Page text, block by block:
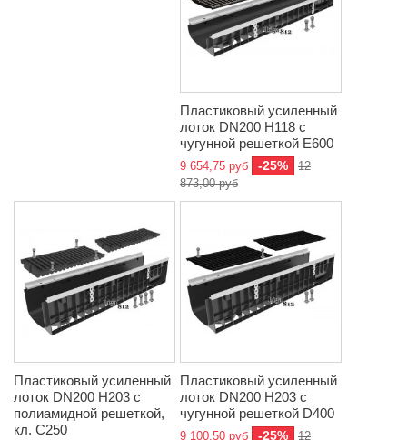
Пластиковый усиленный
лоток DN200 H118 с
чугунной решеткой E600
9 654,75 руб -25%
12
873,00 руб
Пластиковый усиленный
лоток DN200 H203 с
полиамидной решеткой,
кл. C250
Пластиковый усиленный
лоток DN200 H203 с
чугунной решеткой D400
9 100,50 руб -25% 12